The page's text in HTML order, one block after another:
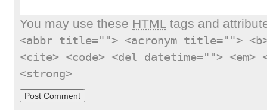
You may use these HTMLtags and
<abbr title=""> <acronym title="">
<cite> <code> <del datetime="">
<strong>